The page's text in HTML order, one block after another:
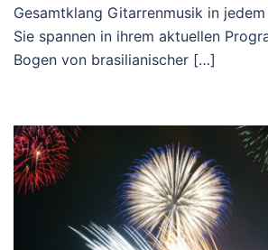
Gesamtklang Gitarrenmusik in
Sie spannen in ihrem aktuellen
Bogen von brasilianischer […]